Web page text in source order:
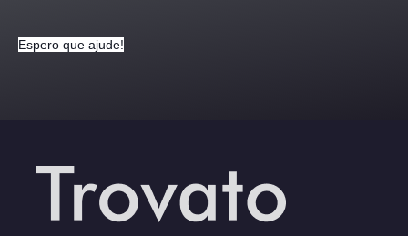
Espero que ajude!